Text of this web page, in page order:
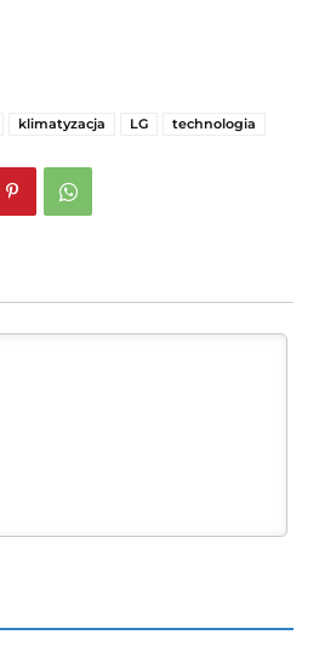
klimatyzacja LG technologia